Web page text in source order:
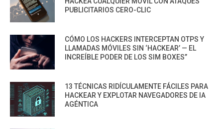
PUBLICITARIOS CERO-CLIC
CÓMO LOS HACKERS INTERCEPTAN OTPS Y
LLAMADAS MÓVILES SIN ‘HACKEAR’ — EL
INCREÍBLE PODER DE LOS SIM BOXES”
13 TÉCNICAS RIDÍCULAMENTE FÁCILES PARA
HACKEAR Y EXPLOTAR NAVEGADORES DE IA
AGÉNTICA